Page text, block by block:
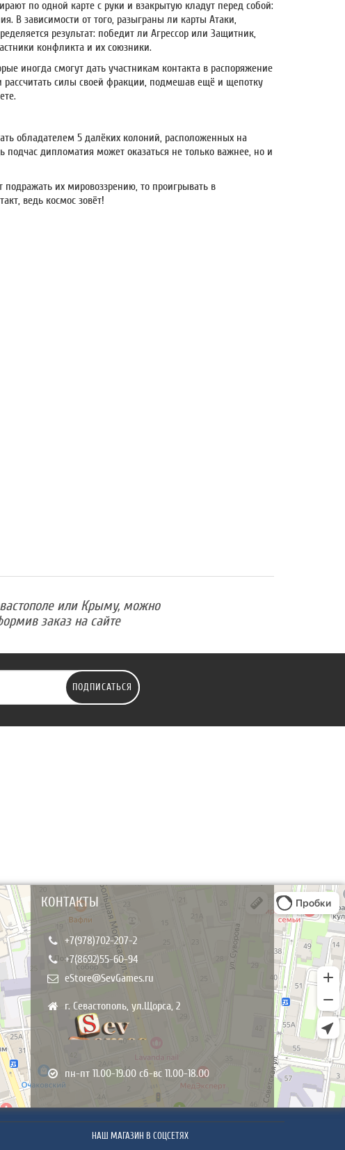
по одной карте с руки и взакрытую кладут перед собой:
В зависимости от того, разыграны ли карты Атаки,
результат: победит ли Агрессор или Защитник,
конфликта и их союзники.
иногда смогут дать участникам контакта в распоряжение
силы своей фракции, подмешав ещё и щепотку
обладателем 5 далёких колоний, расположенных на
подчас дипломатия может оказаться не только важнее, но и
их мировоззрению, то проигрывать в
ведь космос зовёт!
или Крыму, можно
заказ на сайте
ПОДПИСАТЬСЯ
КОНТАКТЫ
+7(978)702-207-2
+7(8692)55-60-94
eStore@SevGames.ru
г. Севастополь, ул.Щорса, 2
пн-пт 11.00-19.00 сб-вс 11.00-18.00
НАШ МАГАЗИН В СОЦСЕТЯХ